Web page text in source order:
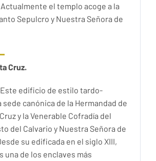
el templo acoge a la
Sepulcro y Nuestra Señora de
Cruz.
edificio de estilo tardo-
sede canónica de la Hermandad de
y la Venerable Cofradía del
del Calvario y Nuestra Señora de
su edificada en el siglo XIII,
una de los enclaves más